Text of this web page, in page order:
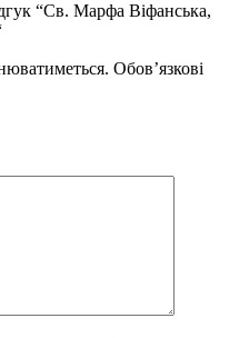
“Св. Марфа Віфанська,
Обов’язкові